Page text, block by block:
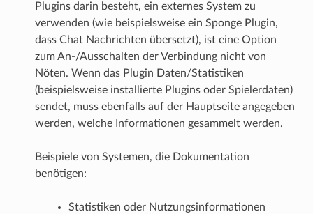
Plugins darin besteht, ein externes System zu
verwenden (wie beispielsweise ein Sponge Plugin,
dass Chat Nachrichten übersetzt), ist eine Option
zum An-/Ausschalten der Verbindung nicht von
Nöten. Wenn das Plugin Daten/Statistiken
(beispielsweise installierte Plugins oder Spielerdaten)
sendet, muss ebenfalls auf der Hauptseite angegeben
werden, welche Informationen gesammelt werden.
Beispiele von Systemen, die Dokumentation
benötigen:
Statistiken oder Nutzungsinformationen